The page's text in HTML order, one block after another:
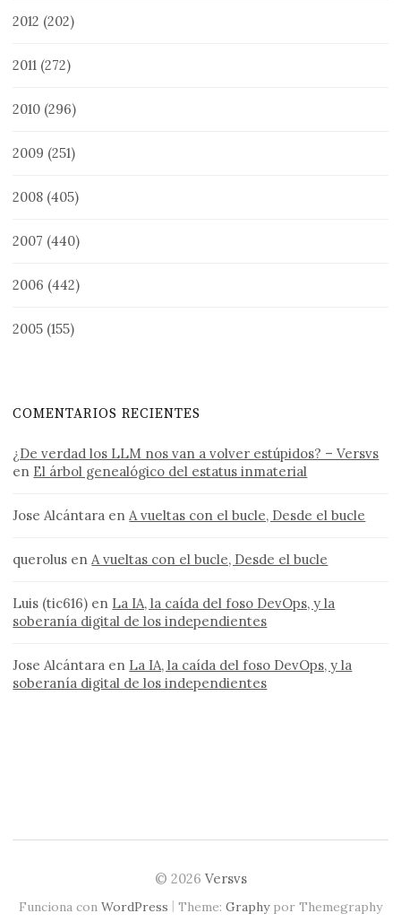
2012 (202)
2011 (272)
2010 (296)
2009 (251)
2008 (405)
2007 (440)
2006 (442)
2005 (155)
COMENTARIOS RECIENTES
¿De verdad los LLM nos van a volver estúpidos? – Versvs
en El árbol genealógico del estatus inmaterial
Jose Alcántara enA vueltas con el bucle, Desde el bucle
querolus enA vueltas con el bucle, Desde el bucle
Luis (tic616) en La IA, la caída del foso DevOps, y la
soberanía digital de los independientes
Jose Alcántara en La IA, la caída del foso DevOps, y la
soberanía digital de los independientes
© 2026 Versvs
Funciona con WordPress | Theme: Graphypor Themegraphy